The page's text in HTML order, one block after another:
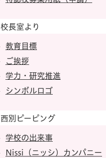
校長室より
教育目標
ご挨拶
学力・研究推進
シンボルロゴ
西別ピーピング
学校の出来事
Nissi（ニッシ）カンパニー